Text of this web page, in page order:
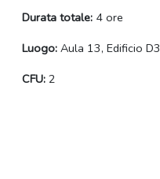
Durata totale: 4 ore
Luogo: Aula 13, Edificio D3
CFU: 2